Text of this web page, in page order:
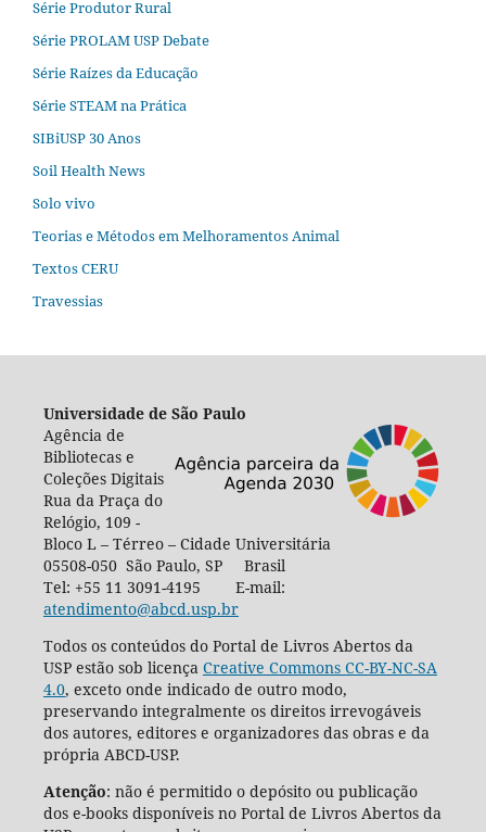
Série Produtor Rural
Série PROLAM USP Debate
Série Raízes da Educação
Série STEAM na Prática
SIBiUSP 30 Anos
Soil Health News
Solo vivo
Teorias e Métodos em Melhoramentos Animal
Textos CERU
Travessias
Universidade de São Paulo
Agência de
Bibliotecas e
Coleções Digitais
Rua da Praça do
Relógio, 109 -
Bloco L – Térreo – Cidade Universitária
05508-050 São Paulo, SP Brasil
Tel: +55 11 3091-4195 E-mail:
atendimento@abcd.usp.br
Todos os conteúdos do Portal de Livros Abertos da
USP estão sob licença Creative Commons CC-BY-NC-SA
4.0, exceto onde indicado de outro modo,
preservando integralmente os direitos irrevogáveis
dos autores, editores e organizadores das obras e da
própria ABCD-USP.
Atenção: não é permitido o depósito ou publicação
dos e-books disponíveis no Portal de Livros Abertos da